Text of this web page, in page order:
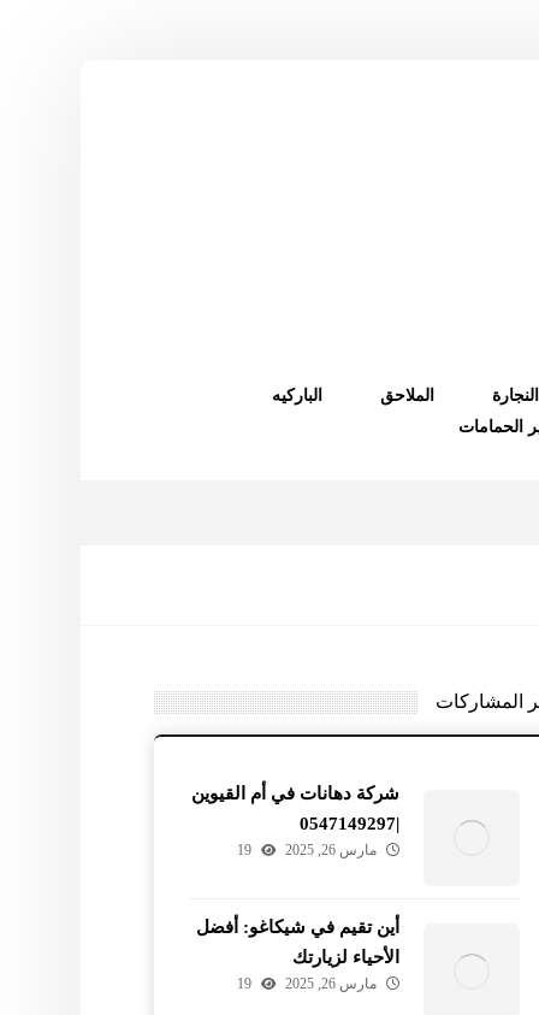
النجارة الملاحق
الباركيه
الحمامات
المشاركات
شركة دهانات في أم القيوين
|0547149297
مارس 26, 2025 19
أين تقيم في شيكاغو: أفضل
الأحياء لزيارتك
مارس 26, 2025 19